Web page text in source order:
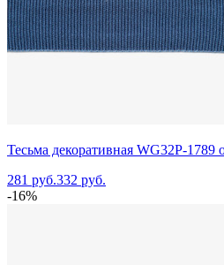
Тесьма декоративная WG32P-1789
281 руб.332 руб.
-16%